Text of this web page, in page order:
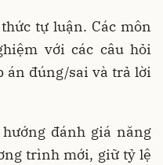
tự luận. Các môn
với các câu hỏi
án đúng/sai và trả lời
đánh giá năng
trình mới, giữ tỷ lệ